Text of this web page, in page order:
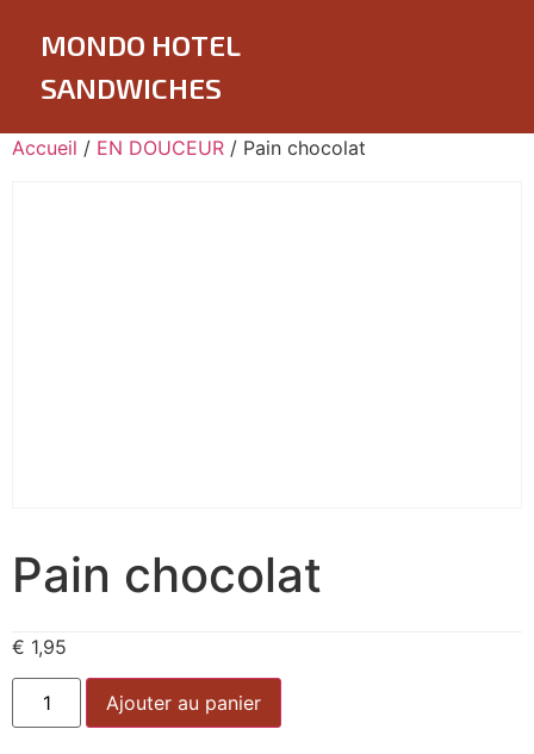
MONDO HOTEL
SANDWICHES
Accueil / EN DOUCEUR / Pain chocolat
Pain chocolat
€ 1,95
Ajouter au panier